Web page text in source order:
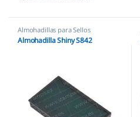
Almohadillas para Sellos
Automáticos ,Almohadillas
Ecológicas,Almohadillas Shiny
Almohadilla Shiny S842